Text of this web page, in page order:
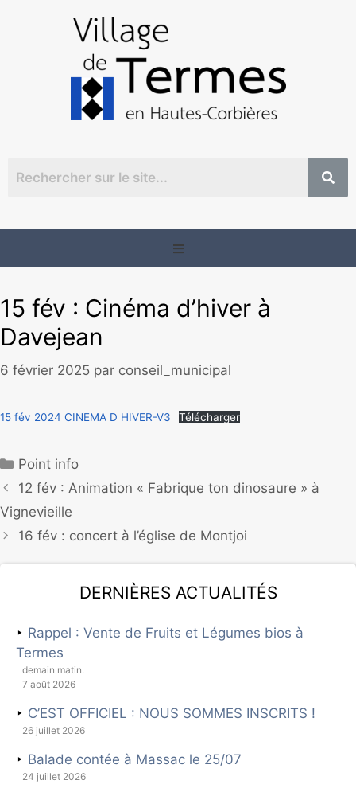
15 fév : Cinéma d’hiver à
Davejean
6 février 2025 par conseil_municipal
15 fév 2024 CINEMA D HIVER-V3 Télécharger
Point info
12 fév : Animation « Fabrique ton dinosaure » à
Vignevieille
16 fév : concert à l’église de Montjoi
Dernières actualités
Rappel : Vente de Fruits et Légumes bios à
Termes
demain matin.
7 août 2026
C’EST OFFICIEL : NOUS SOMMES INSCRITS !
26 juillet 2026
Balade contée à Massac le 25/07
24 juillet 2026